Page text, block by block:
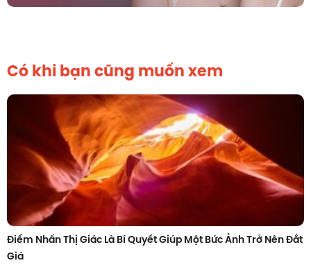
Có khi bạn cũng muốn xem
Điểm Nhấn Thị Giác Là Bí Quyết Giúp Một Bức Ảnh Trở Nên Đắt
Giá